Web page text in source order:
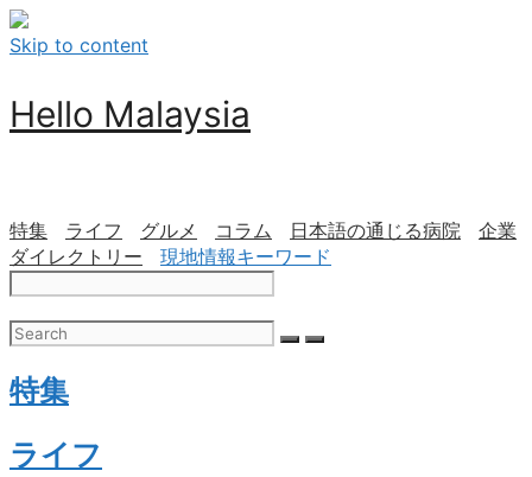
Skip to content
Hello Malaysia
特集 ライフ グルメ コラム 日本語の通じる病院
企業
ダイレクトリー
現地情報キーワード
特集
ライフ